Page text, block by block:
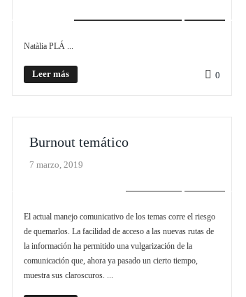
Natàlia PLÁ ...
Leer más 0
Burnout temático
7 marzo, 2019
El actual manejo comunicativo de los temas corre el riesgo
de quemarlos. La facilidad de acceso a las nuevas rutas de
la información ha permitido una vulgarización de la
comunicación que, ahora ya pasado un cierto tiempo,
muestra sus claroscuros. ...